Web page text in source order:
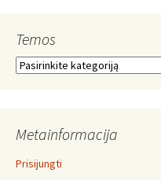
Temos
Temos
Metainformacija
Prisijungti